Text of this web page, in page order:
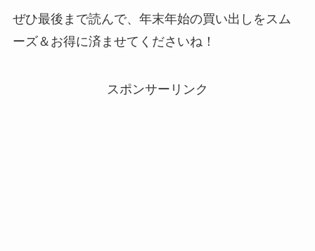
ぜひ最後まで読んで、年末年始の買い出しをスム
ーズ＆お得に済ませてくださいね！
スポンサーリンク